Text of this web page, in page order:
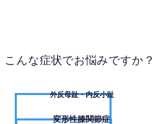
こんな症状でお悩みですか？
外反母趾・内反小趾
変形性膝関節症